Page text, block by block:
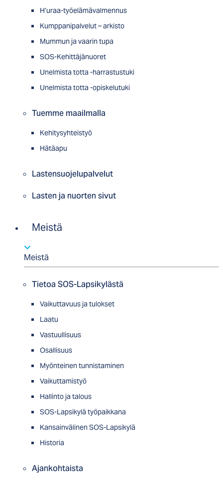
H’uraa-työelämävalmennus
Kumppanipalvelut – arkisto
Mummun ja vaarin tupa
SOS-Kehittäjänuoret
Unelmista totta -harrastustuki
Unelmista totta -opiskelutuki
Tuemme maailmalla
Kehitysyhteistyö
Hätäapu
Lastensuojelupalvelut
Lasten ja nuorten sivut
Meistä
Meistä
Tietoa SOS-Lapsikylästä
Vaikuttavuus ja tulokset
Laatu
Vastuullisuus
Osallisuus
Myön­tei­nen tun­nis­ta­minen
Vaikuttamistyö
Hallinto ja talous
SOS-Lapsikylä työpaikkana
Kansainvälinen SOS-Lapsikylä
Historia
Ajankohtaista